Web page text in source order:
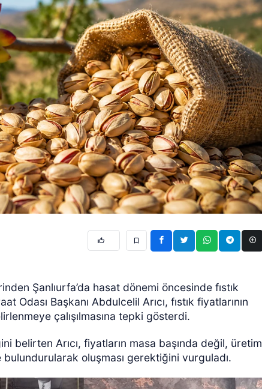
Şanlıurfa’da hasat dönemi öncesinde fıstık
Odası Başkanı Abdulcelil Arıcı, fıstık fiyatlarının
çalışılmasına tepki gösterdi.
belirten Arıcı, fiyatların masa başında değil, üretim
oluşması gerektiğini vurguladı.